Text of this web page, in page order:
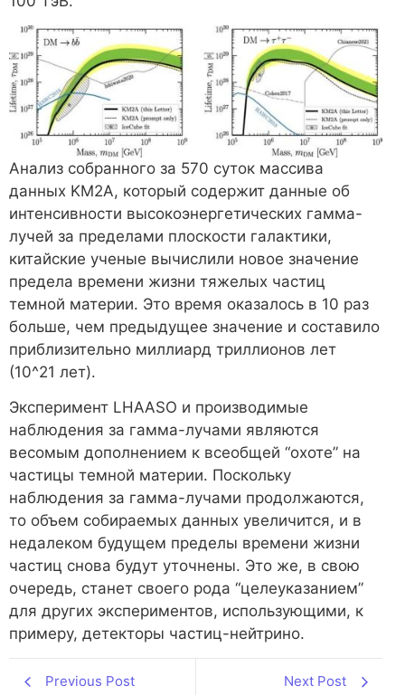
Анализ собранного за 570 суток массива
данных KM2A, который содержит данные об
интенсивности высокоэнергетических гамма-
лучей за пределами плоскости галактики,
китайские ученые вычислили новое значение
предела времени жизни тяжелых частиц
темной материи. Это время оказалось в 10 раз
больше, чем предыдущее значение и составило
приблизительно миллиард триллионов лет
(10^21 лет).
Эксперимент LHAASO и производимые
наблюдения за гамма-лучами являются
весомым дополнением к всеобщей “охоте” на
частицы темной материи. Поскольку
наблюдения за гамма-лучами продолжаются,
то объем собираемых данных увеличится, и в
недалеком будущем пределы времени жизни
частиц снова будут уточнены. Это же, в свою
очередь, станет своего рода “целеуказанием”
для других экспериментов, использующими, к
примеру, детекторы частиц-нейтрино.
Previous Post Next Post